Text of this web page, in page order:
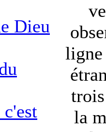
Dieu
ligne
la